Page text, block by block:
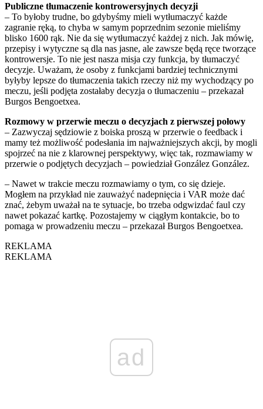
Publiczne tłumaczenie kontrowersyjnych decyzji
– To byłoby trudne, bo gdybyśmy mieli wytłumaczyć każde
zagranie ręką, to chyba w samym poprzednim sezonie mieliśmy
blisko 1600 rąk. Nie da się wytłumaczyć każdej z nich. Jak mówię,
przepisy i wytyczne są dla nas jasne, ale zawsze będą ręce tworzące
kontrowersje. To nie jest nasza misja czy funkcja, by tłumaczyć
decyzje. Uważam, że osoby z funkcjami bardziej technicznymi
byłyby lepsze do tłumaczenia takich rzeczy niż my wychodzący po
meczu, jeśli podjęta zostałaby decyzja o tłumaczeniu – przekazał
Burgos Bengoetxea.
Rozmowy w przerwie meczu o decyzjach z pierwszej połowy
– Zazwyczaj sędziowie z boiska proszą w przerwie o feedback i
mamy też możliwość podesłania im najważniejszych akcji, by mogli
spojrzeć na nie z klarownej perspektywy, więc tak, rozmawiamy w
przerwie o podjętych decyzjach – powiedział González González.
– Nawet w trakcie meczu rozmawiamy o tym, co się dzieje.
Mogłem na przykład nie zauważyć nadepnięcia i VAR może dać
znać, żebym uważał na te sytuacje, bo trzeba odgwizdać faul czy
nawet pokazać kartkę. Pozostajemy w ciągłym kontakcie, bo to
pomaga w prowadzeniu meczu – przekazał Burgos Bengoetxea.
REKLAMA
REKLAMA
ad